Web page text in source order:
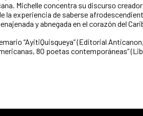
Michelle concentra su discurso
la experiencia de saberse
y abnegada en el corazón del
“AyitiQuisqueya” (Editorial
80 poetas contemporáneas”